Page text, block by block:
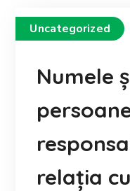
Uncategorized
Numele
relația